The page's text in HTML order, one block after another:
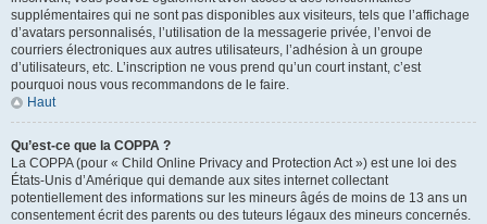
supplémentaires qui ne sont pas disponibles aux visiteurs, tels que l’affichage
d’avatars personnalisés, l’utilisation de la messagerie privée, l’envoi de
courriers électroniques aux autres utilisateurs, l’adhésion à un groupe
d’utilisateurs, etc. L’inscription ne vous prend qu’un court instant, c’est
pourquoi nous vous recommandons de le faire.
Haut
Qu’est-ce que la COPPA ?
La COPPA (pour « Child Online Privacy and Protection Act ») est une loi des
États-Unis d’Amérique qui demande aux sites internet collectant
potentiellement des informations sur les mineurs âgés de moins de 13 ans un
consentement écrit des parents ou des tuteurs légaux des mineurs concernés.